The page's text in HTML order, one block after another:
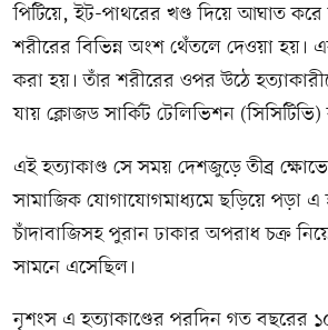
পিটিয়ে, ইট-পাথরের খণ্ড দিয়ে আঘাত
শরীরের বিভিন্ন অংশ থেঁতলে দেওয়া হয়।
করা হয়। তাঁর শরীরের ওপর উঠে
যায় ক্লোজড সার্কিট টেলিভিশন
এই হত্যাকাণ্ড সে সময় দেশজুড়ে তীব্র
সামাজিক যোগাযোগমাধ্যমে ছড়িয়ে পড়া এ
চাঁদাবাজিসহ পুরান ঢাকার অপরাধ চক্র
সামনে এসেছিল।
নৃশংস এ হত্যাকাণ্ডের পরদিন গত বছরের